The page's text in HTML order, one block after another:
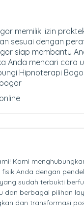
memiliki izin
sesuai dengan
siap membantu
Anda mencari cara
Hipnoterapi
Kami
Anda dengan
sudah terbukti
dan berbagai pilihan
dan transformasi